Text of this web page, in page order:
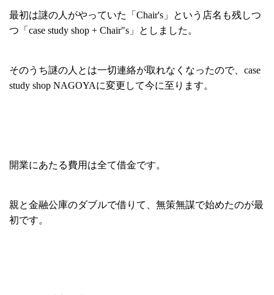
最初は謎の人がやっていた「Chair's」という店名も残しつ
つ「case study shop + Chair"s」としました。
そのうち謎の人とは一切連絡が取れなくなったので、case
study shop NAGOYAに変更して今に至ります。
開業にあたる費用は全て借金です。
親と金融公庫のダブルで借りて、無策無謀で始めたのが最
初です。